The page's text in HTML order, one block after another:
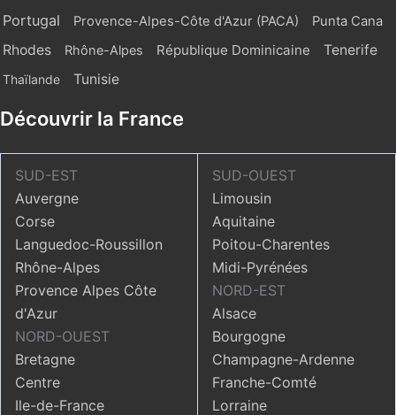
Portugal Provence-Alpes-Côte d'Azur (PACA) Punta Cana
Rhodes Rhône-Alpes République Dominicaine Tenerife
Thaïlande Tunisie
Découvrir la France
SUD-EST
Auvergne
Corse
Languedoc-Roussillon
Rhône-Alpes
Provence Alpes Côte
d'Azur
NORD-OUEST
Bretagne
Centre
Ile-de-France
SUD-OUEST
Limousin
Aquitaine
Poitou-Charentes
Midi-Pyrénées
NORD-EST
Alsace
Bourgogne
Champagne-Ardenne
Franche-Comté
Lorraine